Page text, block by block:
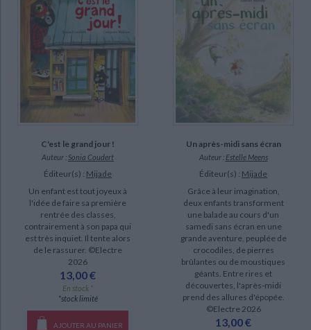
CHARGEMENT...
Le loup magicien (2)
DISPONIBILITÉ
epuise (893)
disponible (447)
a-paraitre (10)
C'est le grand jour !
Auteur : Sonia Coudert
Éditeur(s) : Mijade
Un enfant est tout joyeux à
l'idée de faire sa première
rentrée des classes,
contrairement à son papa qui
est très inquiet. Il tente alors
de le rassurer. ©Electre
2026
13,00 €
En stock *
*stock limité
AJOUTER AU PANIER
Un après-midi sans écran
Auteur : Estelle Meens
Éditeur(s) : Mijade
Grâce à leur imagination,
deux enfants transforment
une balade au cours d'un
samedi sans écran en une
grande aventure, peuplée de
crocodiles, de pierres
brûlantes ou de moustiques
géants. Entre rires et
découvertes, l'après-midi
prend des allures d'épopée.
©Electre 2026
13,00 €